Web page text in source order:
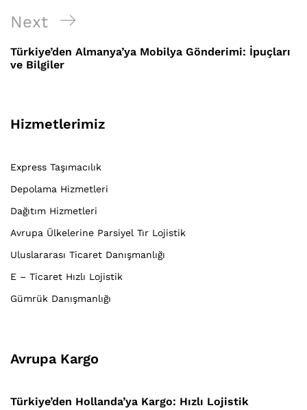
Next
Post
Next
Türkiye’den Almanya’ya Mobilya Gönderimi: İpuçları
ve Bilgiler
Hizmetlerimiz
Express Taşımacılık
Depolama Hizmetleri
Dağıtım Hizmetleri
Avrupa Ülkelerine Parsiyel Tır Lojistik
Uluslararası Ticaret Danışmanlığı
E – Ticaret Hızlı Lojistik
Gümrük Danışmanlığı
Avrupa Kargo
Türkiye’den Hollanda’ya Kargo: Hızlı Lojistik